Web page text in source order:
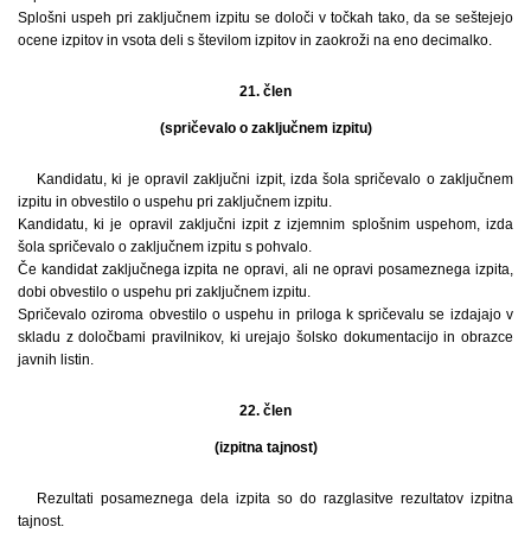
Splošni uspeh pri zaključnem izpitu se določi v točkah tako, da se seštejejo
ocene izpitov in vsota deli s številom izpitov in zaokroži na eno decimalko.
21. člen
(spričevalo o zaključnem izpitu)
Kandidatu, ki je opravil zaključni izpit, izda šola spričevalo o zaključnem
izpitu in obvestilo o uspehu pri zaključnem izpitu.
Kandidatu, ki je opravil zaključni izpit z izjemnim splošnim uspehom, izda
šola spričevalo o zaključnem izpitu s pohvalo.
Če kandidat zaključnega izpita ne opravi, ali ne opravi posameznega izpita,
dobi obvestilo o uspehu pri zaključnem izpitu.
Spričevalo oziroma obvestilo o uspehu in priloga k spričevalu se izdajajo v
skladu z določbami pravilnikov, ki urejajo šolsko dokumentacijo in obrazce
javnih listin.
22. člen
(izpitna tajnost)
Rezultati posameznega dela izpita so do razglasitve rezultatov izpitna
tajnost.